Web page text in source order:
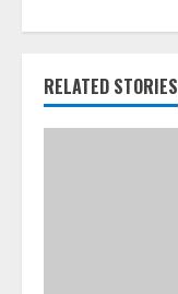
RELATED STORIES